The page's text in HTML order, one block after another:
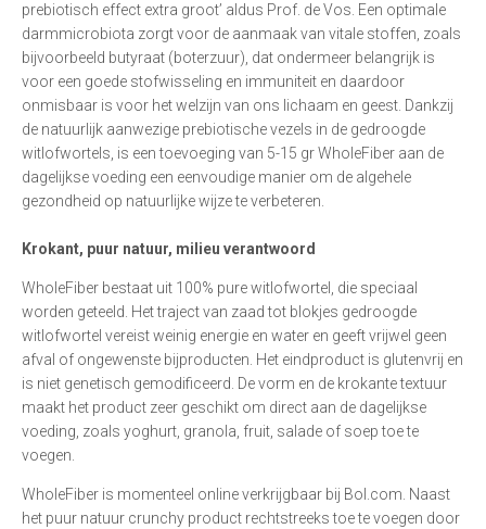
prebiotisch effect extra groot’ aldus Prof. de Vos. Een optimale
darmmicrobiota zorgt voor de aanmaak van vitale stoffen, zoals
bijvoorbeeld butyraat (boterzuur), dat ondermeer belangrijk is
voor een goede stofwisseling en immuniteit en daardoor
onmisbaar is voor het welzijn van ons lichaam en geest. Dankzij
de natuurlijk aanwezige prebiotische vezels in de gedroogde
witlofwortels, is een toevoeging van 5-15 gr WholeFiber aan de
dagelijkse voeding een eenvoudige manier om de algehele
gezondheid op natuurlijke wijze te verbeteren.
Krokant, puur natuur, milieu verantwoord
WholeFiber bestaat uit 100% pure witlofwortel, die speciaal
worden geteeld. Het traject van zaad tot blokjes gedroogde
witlofwortel vereist weinig energie en water en geeft vrijwel geen
afval of ongewenste bijproducten. Het eindproduct is glutenvrij en
is niet genetisch gemodificeerd. De vorm en de krokante textuur
maakt het product zeer geschikt om direct aan de dagelijkse
voeding, zoals yoghurt, granola, fruit, salade of soep toe te
voegen.
WholeFiber is momenteel online verkrijgbaar bij Bol.com. Naast
het puur natuur crunchy product rechtstreeks toe te voegen door